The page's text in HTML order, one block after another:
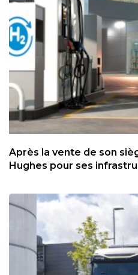
Après la vente de son
Hughes pour ses